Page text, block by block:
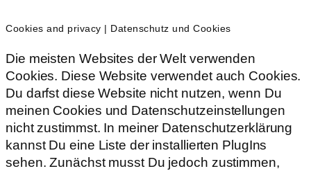
Cookies and privacy | Datenschutz und Cookies
Die meisten Websites der Welt verwenden
Cookies. Diese Website verwendet auch Cookies.
Du darfst diese Website nicht nutzen, wenn Du
meinen Cookies und Datenschutzeinstellungen
nicht zustimmst. In meiner Datenschutzerklärung
kannst Du eine Liste der installierten PlugIns
sehen. Zunächst musst Du jedoch zustimmen,